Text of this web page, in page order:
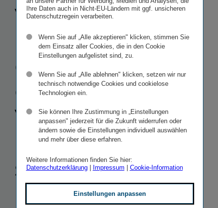
Vienna
Insurance
Group kauft
Gothaer
Versiche­
rungs­ge­sell­
schaft in
Polen
Ihre Daten auch in Nicht-EU-Ländern mit ggf. unsicheren
Datenschutzregein verarbeiten.
Wenn Sie auf „Alle akzeptieren" klicken, stimmen Sie
dem Einsatz aller Cookies, die in den Cookie
Einstellungen aufgelistet sind, zu.
Wenn Sie auf „Alle ablehnen" klicken, setzen wir nur
technisch notwendige Cookies und cookielose
Technologien ein.
Sie können Ihre Zustimmung in „Einstellungen
anpassen" jederzeit für die Zukunft widerrufen oder
ändern sowie die Einstellungen individuell auswählen
und mehr über diese erfahren.
Weitere Informationen finden Sie hier:
Datenschutzerklärung| Impressum Cookie-Information
Einstellungen anpassen